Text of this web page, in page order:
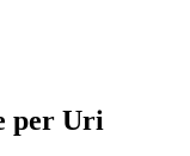
per Uri